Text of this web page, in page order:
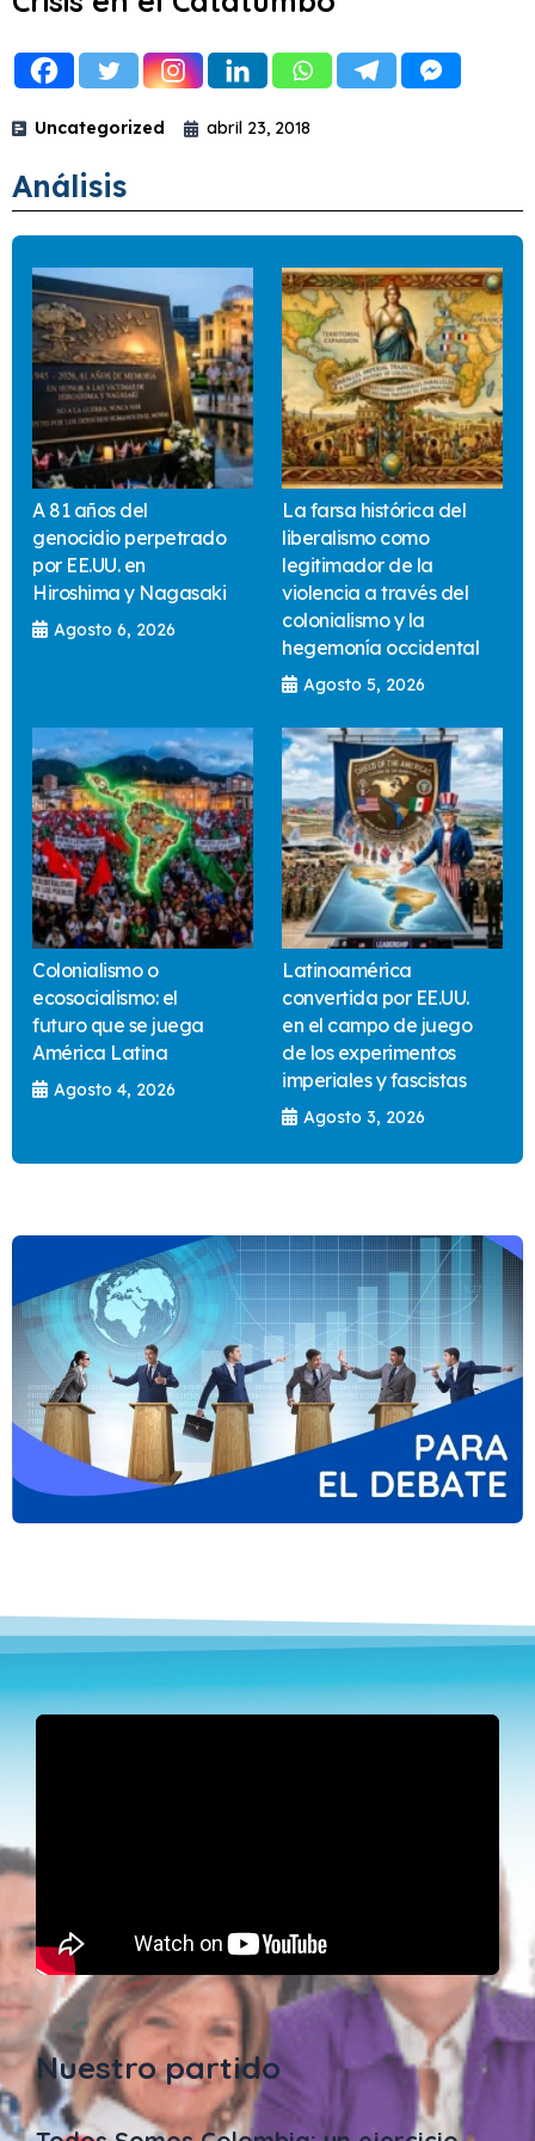
Uncategorized abril 23, 2018
Análisis
A 81 años del
genocidio perpetrado
por EE.UU. en
Hiroshima y Nagasaki
Agosto 6, 2026
La farsa histórica del
liberalismo como
legitimador de la
violencia a través del
colonialismo y la
hegemonía occidental
Agosto 5, 2026
Colonialismo o
ecosocialismo: el
futuro que se juega
América Latina
Agosto 4, 2026
Latinoamérica
convertida por EE.UU.
en el campo de juego
de los experimentos
imperiales y fascistas
Agosto 3, 2026
Nuestro partido